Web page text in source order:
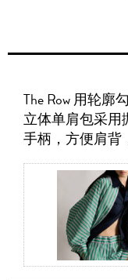
The Row 用轮
立体单肩包采用
手柄，方便肩背